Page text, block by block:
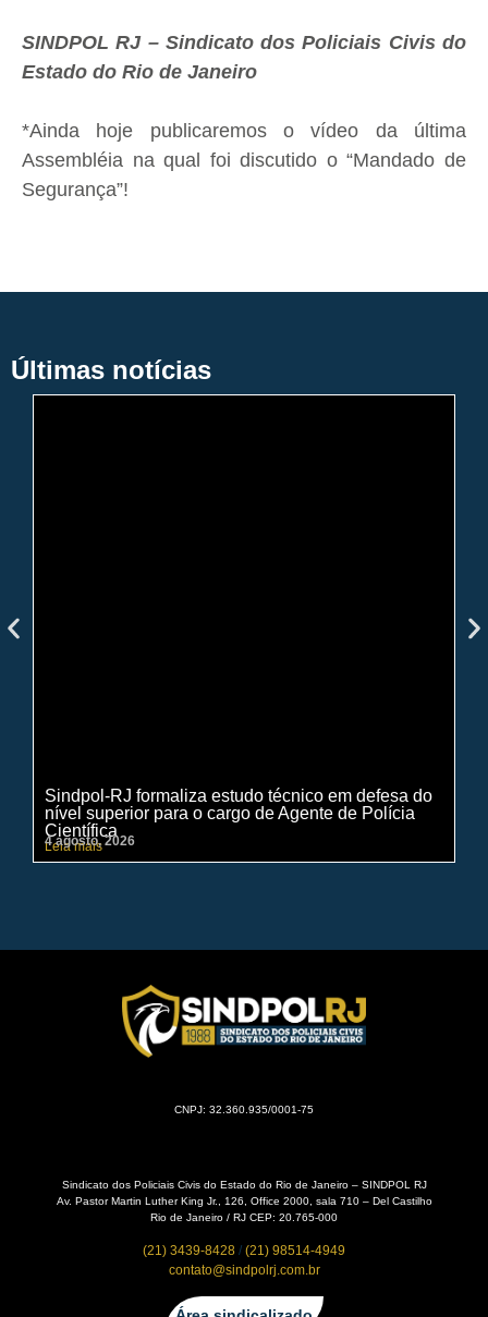
SINDPOL RJ – Sindicato dos Policiais Civis do
Estado do Rio de Janeiro
*Ainda hoje publicaremos o vídeo da última
Assembléia na qual foi discutido o “Mandado de
Segurança”!
Últimas notícias
Sindpol-RJ formaliza estudo técnico em defesa do
nível superior para o cargo de Agente de Polícia
Científica
Leia mais
4 agosto, 2026
CNPJ: 32.360.935/0001-75
Sindicato dos Policiais Civis do Estado do Rio de Janeiro – SINDPOL RJ
Av. Pastor Martin Luther King Jr., 126, Office 2000, sala 710 – Del Castilho
Rio de Janeiro / RJ CEP: 20.765-000
(21) 3439-8428 / (21) 98514-4949
contato@sindpolrj.com.br